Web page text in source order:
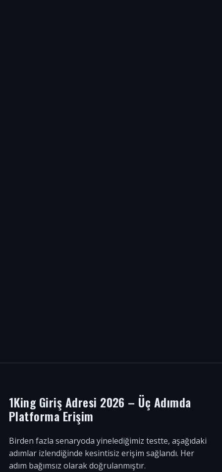
1King Giriş Adresi 2026 – Üç Adımda
Platforma Erişim
Birden fazla senaryoda yinelediğimiz testte, aşağıdaki
adımlar izlendiğinde kesintisiz erişim sağlandı. Her
adım bağımsız olarak doğrulanmıştır.